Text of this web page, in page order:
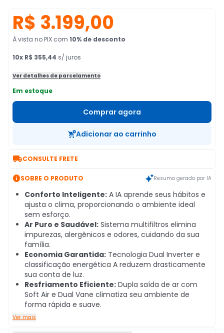
R$ 3.199,00
À vista no PIX com 10% de desconto
10x R$ 355,44 s/ juros
Ver detalhes de parcelamento
Em estoque
Comprar agora
Adicionar ao carrinho
CONSULTE FRETE
SOBRE O PRODUTO Resumo gerado por IA
Conforto Inteligente: A IA aprende seus hábitos e
ajusta o clima, proporcionando o ambiente ideal
sem esforço.
Ar Puro e Saudável: Sistema multifiltros elimina
impurezas, alergênicos e odores, cuidando da sua
família.
Economia Garantida: Tecnologia Dual Inverter e
classificação energética A reduzem drasticamente
sua conta de luz.
Resfriamento Eficiente: Dupla saída de ar com
Soft Air e Dual Vane climatiza seu ambiente de
forma rápida e suave.
Ver mais